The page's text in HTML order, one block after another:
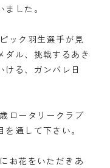
した。
ック羽生選手が見
ダル、挑戦するあき
ける、ガンバレ日
ロータリークラブ
通して下さい。
お花をいただきあ